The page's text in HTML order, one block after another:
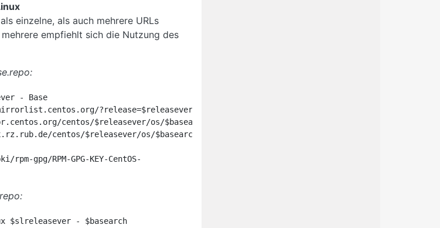
einzelne, als auch mehrere URLs
empfiehlt sich die Nutzung des
- Base
?release=$releasever&arch=$basearch&repo=os&infra=$infra
centos/$releasever/os/$basearch/
gpg/RPM-GPG-KEY-CentOS-
$slreleasever - $basearch